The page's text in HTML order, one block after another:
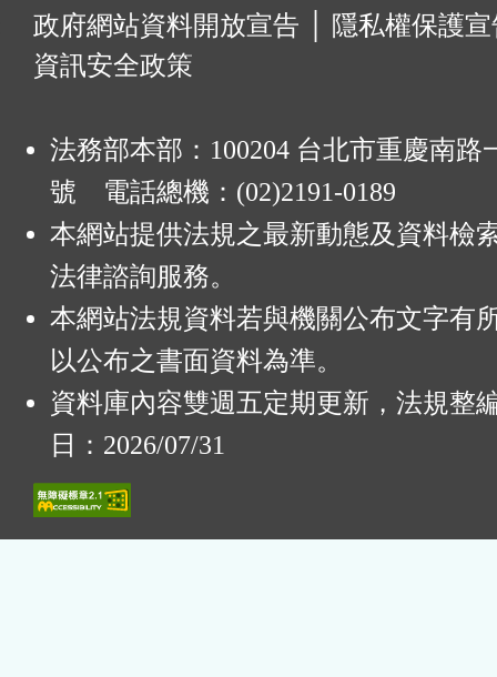
政府網站資料開放宣告
隱私權保護
資訊安全政策
法務部本部：100204 台北市重慶南路
號 電話總機：(02)2191-0189
本網站提供法規之最新動態及資料檢
法律諮詢服務。
本網站法規資料若與機關公布文字有
以公布之書面資料為準。
資料庫內容雙週五定期更新，法規整
日：2026/07/31